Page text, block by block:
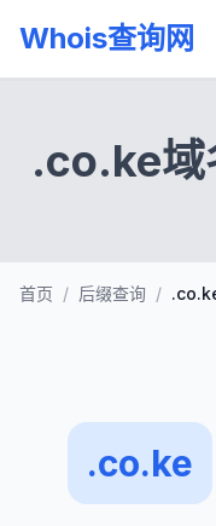
Whois查询网
.co.ke域
首页 / 后缀查询 /
.co.ke